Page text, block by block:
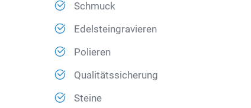
Schmuck
Edelsteingravieren
Polieren
Qualitätssicherung
Steine